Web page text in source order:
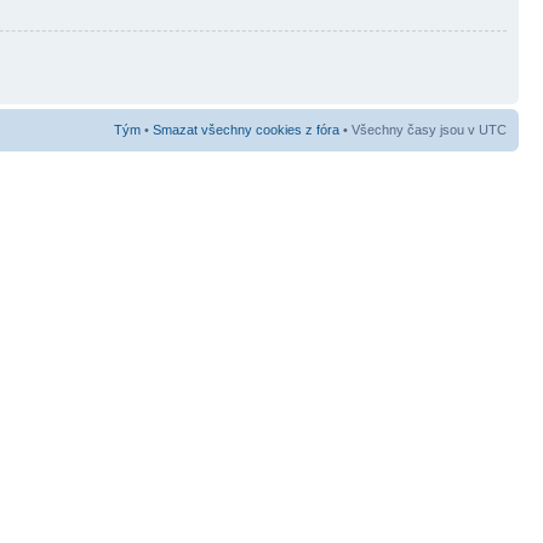
Tým • Smazat všechny cookies z fóra • Všechny časy jsou v UTC